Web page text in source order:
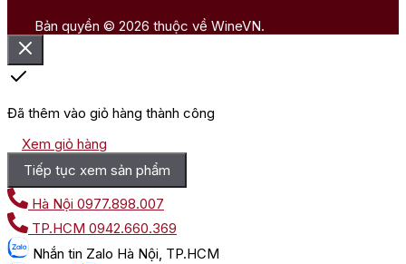
Bản quyền © 2026 thuộc về WineVN.
Đã thêm vào giỏ hàng thành công
Xem giỏ hàng
Tiếp tục xem sản phẩm
Hà Nội 0977.898.007
TP.HCM 0942.660.369
Nhắn tin Zalo Hà Nội, TP.HCM